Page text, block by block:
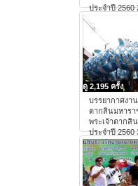
ประจำปี 2560
ดู 2,195 ครั้ง
บรรยากาศงา
ตากสินมหาร
พระเจ้าตากสิ
ประจำปี 2560